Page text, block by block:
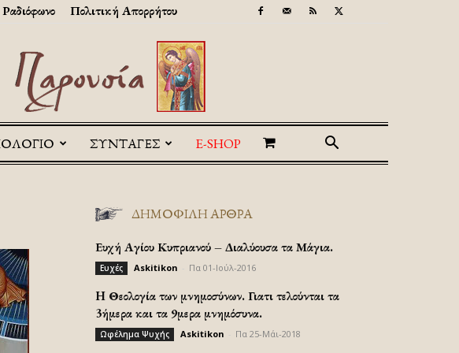
Ραδιόφωνο Πολιτική Απορρήτου
ΣΥΝΤΑΓΕΣ E-SHOP
ΔΗΜΟΦΙΛΗ ΑΡΘΡΑ
Ευχή Αγίου Κυπριανού – Διαλύουσα τα Μάγια.
Ευχές Askitikon Πα 01-Ιούλ-2016
H Θεολογία των μνημοσύνων. Γιατι τελούνται τα
3ήμερα και τα 9μερα μνημόσυνα.
Ωφέλημα Ψυχής Askitikon Πα 25-Μάι-2018